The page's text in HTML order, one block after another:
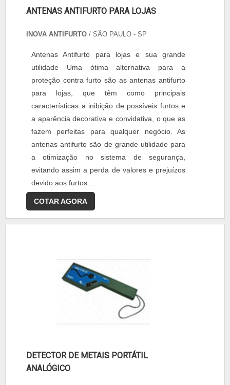
ANTENAS ANTIFURTO PARA LOJAS
INOVA ANTIFURTO / SÃO PAULO - SP
Antenas Antifurto para lojas e sua grande
utilidade Uma ótima alternativa para a
proteção contra furto são as antenas antifurto
para lojas, que têm como principais
características a inibição de possíveis furtos e
a aparência decorativa e convidativa, o que as
fazem perfeitas para qualquer negócio. As
antenas antifurto são de grande utilidade para
a otimização no sistema de segurança,
evitando assim a perda de valores e prejuízos
devido aos furtos....
COTAR AGORA
DETECTOR DE METAIS PORTÁTIL
ANALÓGICO